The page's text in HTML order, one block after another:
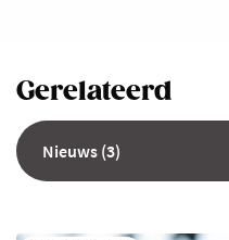
Gerelateerd
Nieuws (3)